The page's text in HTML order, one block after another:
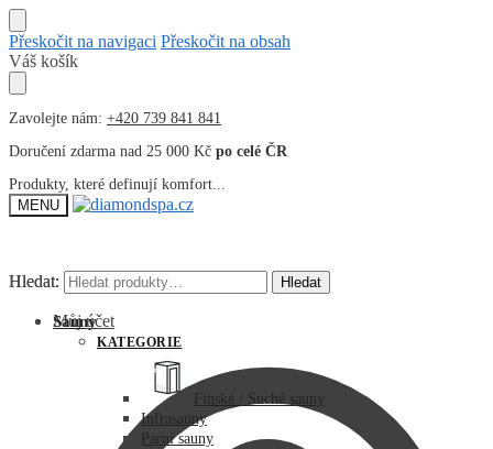
Přeskočit na navigaci Přeskočit na obsah
Váš košík
Zavolejte nám: +420 739 841 841
Doručení zdarma nad 25 000 Kč po celé ČR
Produkty, které definují komfort...
MENU
Hledat: Hledat
Můj účet
Hledat: Hledat
Sauny
KATEGORIE
Finské / Suché sauny
Infrasauny
Parní sauny